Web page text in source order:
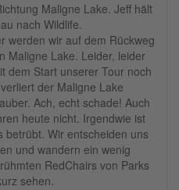
Maligne Lake. Jeff hält
nach Wildlife.
werden wir auf dem Rückweg
Maligne Lake. Leider, leider
dem Start unserer Tour noch
der Maligne Lake
Ach, echt schade! Auch
heute nicht. Irgendwie ist
betrübt. Wir entscheiden uns
und wandern ein wenig
RedChairs von Parks
sehen.